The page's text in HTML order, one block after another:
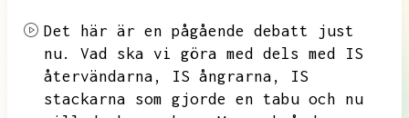
Det här är en pågående debatt just
nu.
Vad ska vi göra med dels med IS
återvändarna,
IS ångrarna,
IS
stackarna som gjorde en tabu och nu